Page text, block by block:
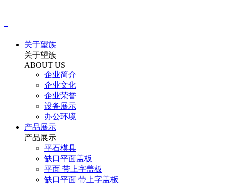
关于望族
关于望族
ABOUT US
企业简介
企业文化
企业荣誉
设备展示
办公环境
产品展示
产品展示
平石模具
缺口平面盖板
平面 带上字盖板
缺口平面 带上字盖板